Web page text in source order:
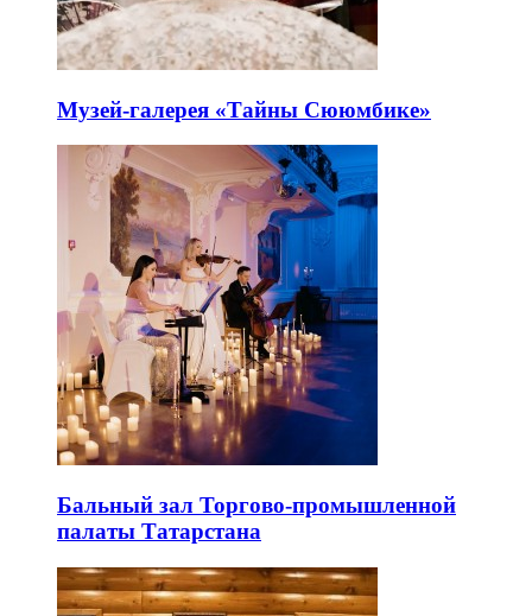
Музей-галерея «Тайны Сююмбике»
Бальный зал Торгово-промышленной
палаты Татарстана